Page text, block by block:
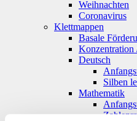
Weihnachten
Coronavirus
Klettmappen
Basale
Konzentration
Deutsch
Silben
Mathematik